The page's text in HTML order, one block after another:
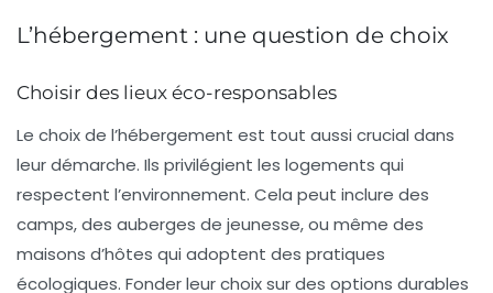
L’hébergement : une question de choix
Choisir des lieux éco-responsables
Le choix de l’hébergement est tout aussi crucial dans
leur démarche. Ils privilégient les logements qui
respectent l’environnement. Cela peut inclure des
camps, des auberges de jeunesse, ou même des
maisons d’hôtes qui adoptent des pratiques
écologiques. Fonder leur choix sur des options durables